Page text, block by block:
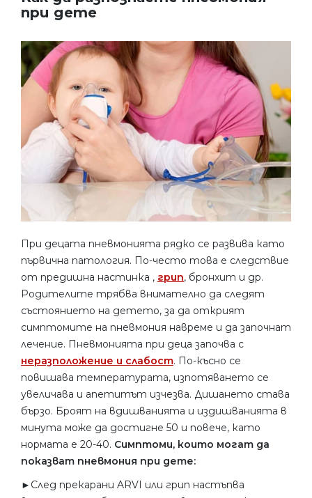
при дете
При децата пневмонията рядко се развива като
първична патология. По-често това е следствие
от предишна настинка , грип, бронхит и др.
Родителите трябва внимателно да следят
състоянието на детето, за да открият
симптомите на пневмония навреме и да започнат
лечение. Пневмонията при деца започва с
неразположение и слабост. По-късно се
повишава температурата, изпотяването се
увеличава и апетитът изчезва. Дишането става
бързо. Броят на вдишванията и издишванията в
минута може да достигне 50 и повече, като
нормата е 20-40. Симптоми, които могат да
показват пневмония при дете:
►След прекарани ARVI или грип настъпва